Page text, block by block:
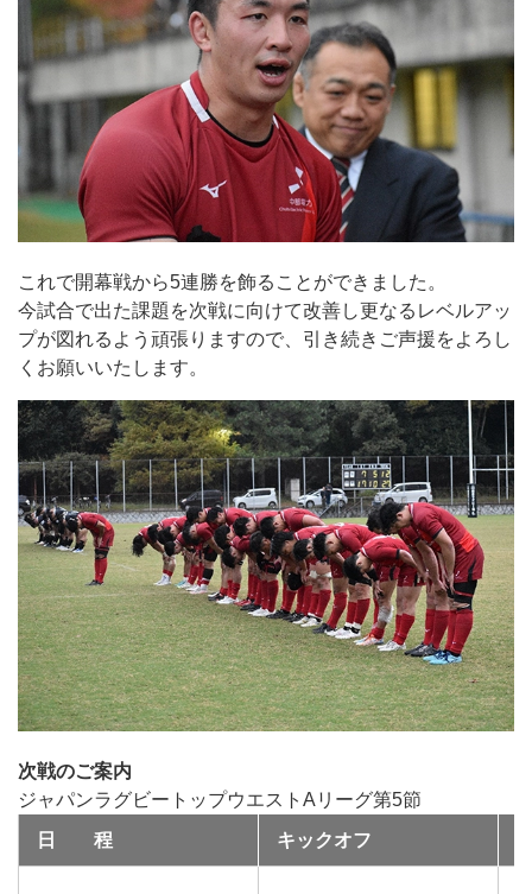
これで開幕戦から5連勝を飾ることができました。
今試合で出た課題を次戦に向けて改善し更なるレベルアッ
プが図れるよう頑張りますので、引き続きご声援をよろし
くお願いいたします。
次戦のご案内
ジャパンラグビートップウエストAリーグ第5節
日 程
キックオフ